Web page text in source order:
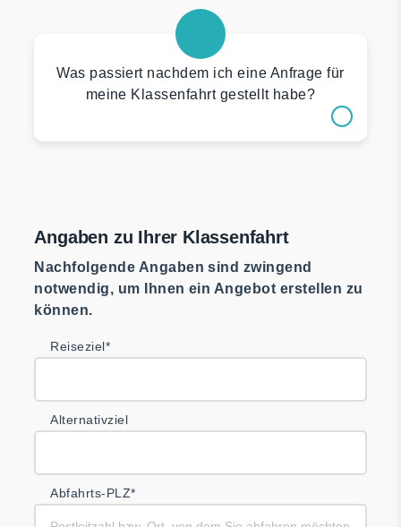
Was passiert nachdem ich eine Anfrage für
meine Klassenfahrt gestellt habe?
Angaben zu Ihrer Klassenfahrt
Nachfolgende Angaben sind zwingend
notwendig, um Ihnen ein Angebot erstellen zu
können.
Reiseziel*
Alternativziel
Abfahrts-PLZ*